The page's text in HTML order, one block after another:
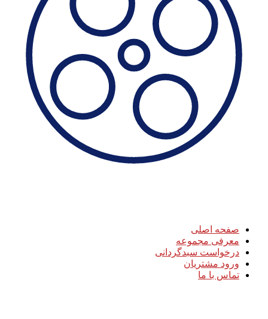
صفحه اصلی
معرفی مجموعه
درخواست سبدگردانی
ورود مشتریان
تماس با ما